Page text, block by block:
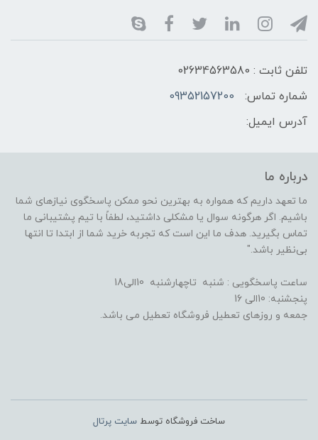
تلفن ثابت : 02634563580
شماره تماس:
09352157200
آدرس ایمیل:
درباره ما
ما تعهد داریم که همواره به بهترین نحو ممکن پاسخگوی نیازهای شما
باشیم. اگر هرگونه سوال یا مشکلی داشتید، لطفاً با تیم پشتیبانی ما
تماس بگیرید. هدف ما این است که تجربه خرید شما از ابتدا تا انتها
بی‌نظیر باشد."
ساعت پاسخگویی : شنبه تاچهارشنبه 10الی18
پنجشنبه: 10الی 16
جمعه و روزهای تعطیل فروشگاه تعطیل می باشد.
ساخت فروشگاه توسط سایت پرتال